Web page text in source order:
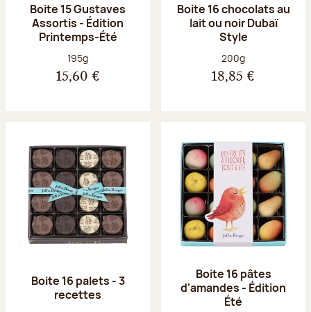
Boite 15 Gustaves
Assortis - Édition
Printemps-Été
Poids net :
195g
15,60 €
Boite 16 chocolats au
lait ou noir Dubaï
Style
Poids net :
200g
18,85 €
Boite 16 palets - 3
recettes
Boite 16 pâtes
d'amandes - Édition
Été